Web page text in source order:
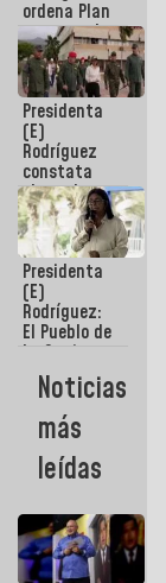
ordena Plan
maestro de
desarrollo
logístico y
turístico
para La
Guaira
Presidenta
(E)
Rodríguez
constata
obras de
rehabilitación
de Escuela
Militar de
Mamo en La
Guaira
Presidenta
(E)
Rodríguez:
El Pueblo de
La Guaira
siempre
estará
acompañada
por el
Gobierno
Nacional
Noticias
más
leídas